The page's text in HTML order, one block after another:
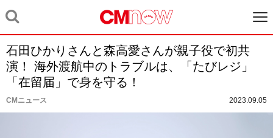
石田ひかりさんと森高愛さんが親子役で初共
演！ 海外渡航中のトラブルは、「たびレジ」
「在留届」で身を守る！
CMニュース 2023.09.05